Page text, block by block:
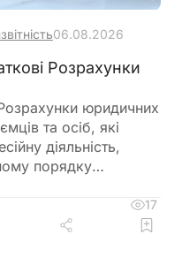
06.08.2026
Розрахунки
юридичних
та осіб, які
діяльність,
порядку
періоду та не
період
17